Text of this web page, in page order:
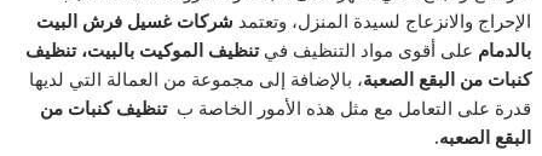
الإحراج والانزعاج لسيدة المنزل، وتعتمد شركات غسيل فرش البيت
بالدمام على أقوى مواد التنظيف فيتنظيف الموكيت بالبيت، تنظيف
كنبات من البقع الصعبة، بالإضافة إلى مجموعة من العمالة التي لديها
قدرة على التعامل مع مثل هذه الأمور الخاصة ب تنظيف كنبات من
البقع الصعبه.